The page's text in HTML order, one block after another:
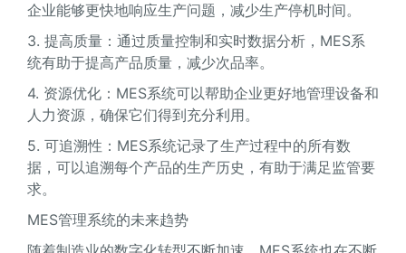
企业能够更快地响应生产问题，减少生产停机时间。
3. 提高质量：通过质量控制和实时数据分析，MES系
统有助于提高产品质量，减少次品率。
4. 资源优化：MES系统可以帮助企业更好地管理设备和
人力资源，确保它们得到充分利用。
5. 可追溯性：MES系统记录了生产过程中的所有数
据，可以追溯每个产品的生产历史，有助于满足监管要
求。
MES管理系统的未来趋势